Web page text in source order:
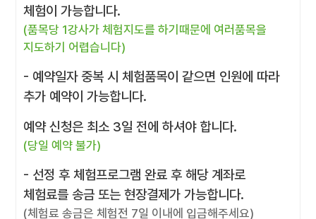
체험이 가능합니다.
(품목당 1강사가 체험지도를 하기때문에 여러품목을
지도하기 어렵습니다)
- 예약일자 중복 시 체험품목이 같으면 인원에 따라
추가 예약이 가능합니다.
예약 신청은 최소 3일 전에 하셔야 합니다.
(당일 예약 불가)
- 선정 후 체험프로그램 완료 후 해당 계좌로
체험료를 송금 또는 현장결제가 가능합니다.
(체험료 송금은 체험전 7일 이내에 입금해주세요)